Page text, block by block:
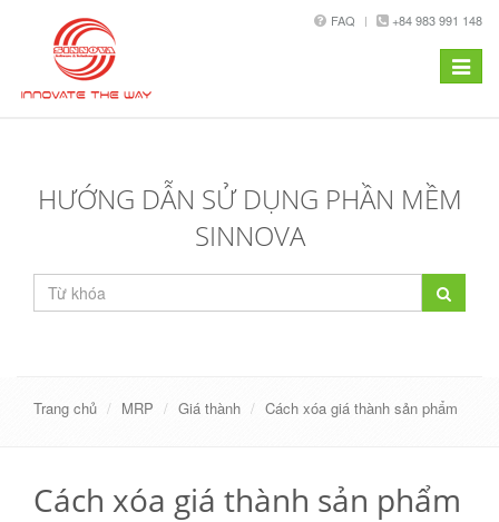
FAQ +84 983 991 148
Toggle
HƯỚNG DẪN SỬ DỤNG PHẦN MỀM
SINNOVA
Trang chủ MRP Giá thành Cách xóa giá thành sản phẩm
Cách xóa giá thành sản phẩm